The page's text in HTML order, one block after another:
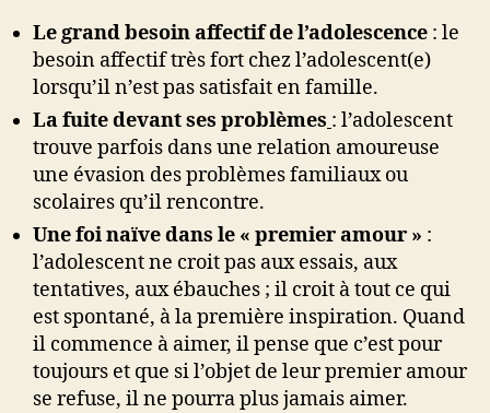
Le grand besoin affectif de l’adolescence : le
besoin affectif très fort chez l’adolescent(e)
lorsqu’il n’est pas satisfait en famille.
La fuite devant ses problèmes : l’adolescent
trouve parfois dans une relation amoureuse
une évasion des problèmes familiaux ou
scolaires qu’il rencontre.
Une foi naïve dans le « premier amour » :
l’adolescent ne croit pas aux essais, aux
tentatives, aux ébauches ; il croit à tout ce qui
est spontané, à la première inspiration. Quand
il commence à aimer, il pense que c’est pour
toujours et que si l’objet de leur premier amour
se refuse, il ne pourra plus jamais aimer.